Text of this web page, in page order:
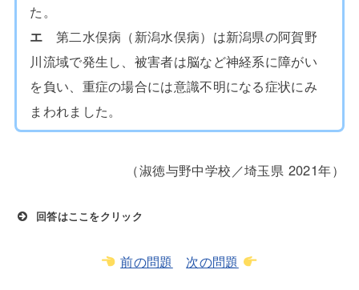
た。
エ 第二水俣病（新潟水俣病）は新潟県の阿賀野
川流域で発生し、被害者は脳など神経系に障がい
を負い、重症の場合には意識不明になる症状にみ
まわれました。
（淑徳与野中学校／埼玉県 2021年）
回答はここをクリック
前の問題 次の問題